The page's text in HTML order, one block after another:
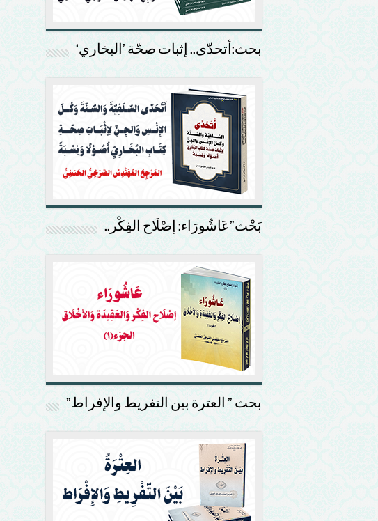
بحث:أتحدّى.. إثبات صحّة ’البخاري‘
بَحْث”عَاشُورَاء: إصْلَاح الفِكْر..
بحث ” العترة بين التفريط والإفراط”